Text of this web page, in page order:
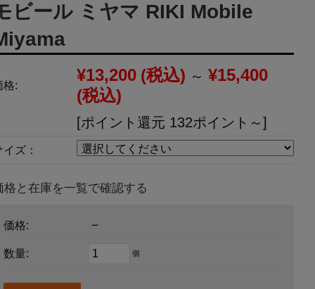
ビール ミヤマ RIKI Mobile
格:
¥13,200 (税込) ～ ¥15,400
(税込)
[ポイント還元 132ポイント～]
イズ：
格と在庫を一覧で確認する
価格: －
数量: 個